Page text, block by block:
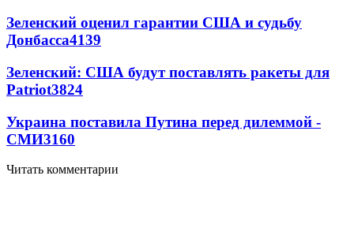
Зеленский оценил гарантии США и судьбу
Донбасса4139
Зеленский: США будут поставлять ракеты для
Patriot3824
Украина поставила Путина перед дилеммой -
СМИ3160
Читать комментарии